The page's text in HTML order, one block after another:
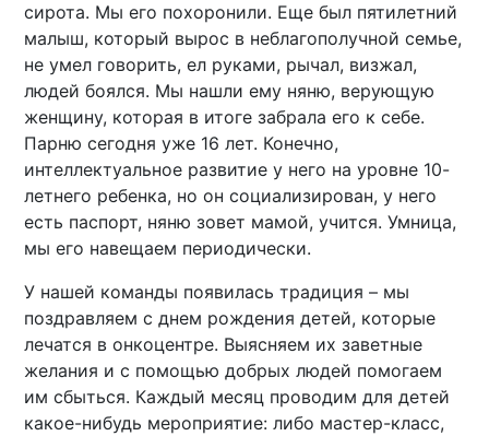
сирота. Мы его похоронили. Еще был пятилетний
малыш, который вырос в неблагополучной семье,
не умел говорить, ел руками, рычал, визжал,
людей боялся. Мы нашли ему няню, верующую
женщину, которая в итоге забрала его к себе.
Парню сегодня уже 16 лет. Конечно,
интеллектуальное развитие у него на уровне 10-
летнего ребенка, но он социализирован, у него
есть паспорт, няню зовет мамой, учится. Умница,
мы его навещаем периодически.
У нашей команды появилась традиция – мы
поздравляем с днем рождения детей, которые
лечатся в онкоцентре. Выясняем их заветные
желания и с помощью добрых людей помогаем
им сбыться. Каждый месяц проводим для детей
какое-нибудь мероприятие: либо мастер-класс,